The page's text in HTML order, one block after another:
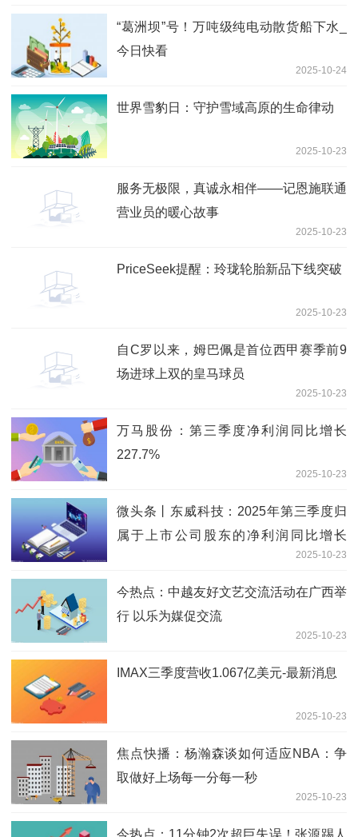
“葛洲坝”号！万吨级纯电动散货船下水_
今日快看
2025-10-24
世界雪豹日：守护雪域高原的生命律动
2025-10-23
服务无极限，真诚永相伴——记恩施联通
营业员的暖心故事
2025-10-23
PriceSeek提醒：玲珑轮胎新品下线突破
2025-10-23
自C罗以来，姆巴佩是首位西甲赛季前9
场进球上双的皇马球员
2025-10-23
万马股份：第三季度净利润同比增长
227.7%
2025-10-23
微头条丨东威科技：2025年第三季度归
属于上市公司股东的净利润同比增长
2025-10-23
今热点：中越友好文艺交流活动在广西举
行 以乐为媒促交流
2025-10-23
IMAX三季度营收1.067亿美元-最新消息
2025-10-23
焦点快播：杨瀚森谈如何适应NBA：争
取做好上场每一分每一秒
2025-10-23
今热点：11分钟2次超巨失误！张源踢人